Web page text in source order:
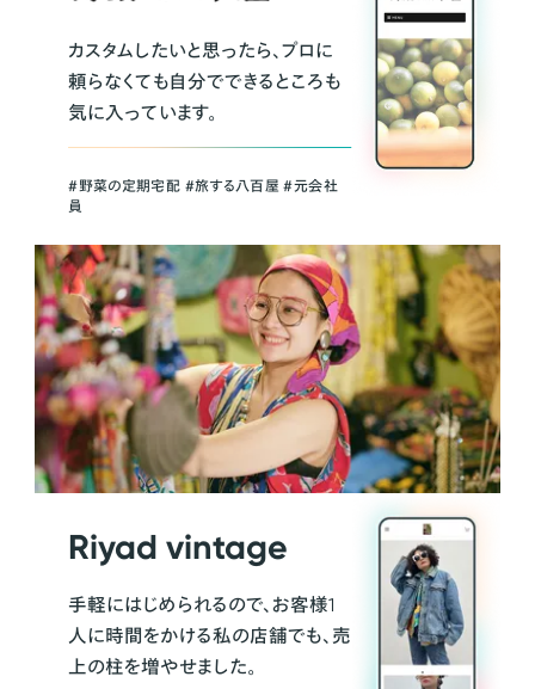
カスタムしたいと思ったら、プロに
頼らなくても自分でできるところも
気に入っています。
＃野菜の定期宅配 ＃旅する八百屋 ＃元会社
員
Riyad vintage
手軽にはじめられるので、お客様1
人に時間をかける私の店舗でも、売
上の柱を増やせました。